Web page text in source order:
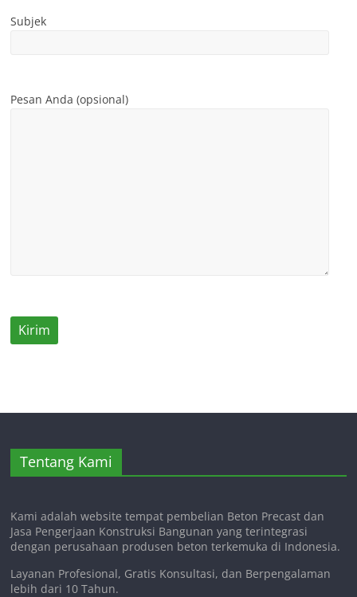
Subjek
Pesan Anda (opsional)
Tentang Kami
Kami adalah website tempat pembelian Beton Precast dan
Jasa Pengerjaan Konstruksi Bangunan yang terintegrasi
dengan perusahaan produsen beton terkemuka di Indonesia.
Layanan Profesional, Gratis Konsultasi, dan Berpengalaman
lebih dari 10 Tahun.